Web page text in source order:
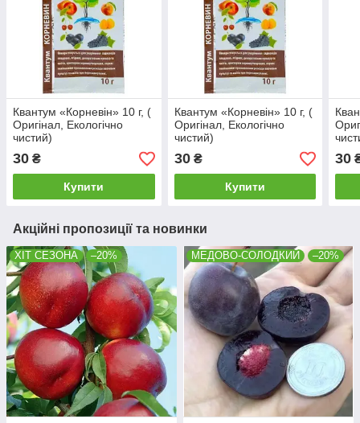
Квантум «Корневін» 10 г, (
Оригінал, Екологічно
чистий)
30 ₴
Купити
Квантум «Корневін» 10 г, (
Оригінал, Екологічно
чистий)
30₴
Купити
30
Акційні пропозиції та новинки
ХІТ СЕЗОНА –20% МЕДОВО-СОЛОДКИЙ –20%